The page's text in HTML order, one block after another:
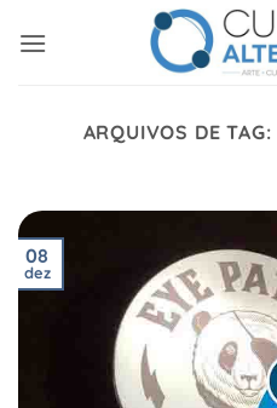
ARQUIVOS DE TAG:
08
dez